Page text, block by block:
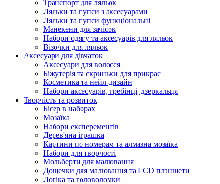
Транспорт для ляльок
Ляльки та пупси з аксесуарами
Ляльки та пупси функціональні
Манекени для зачісок
Набори одягу та аксесуарів для ляльок
Візочки для ляльок
Аксесуари для дівчаток
Аксесуари для волосся
Біжутерія та скриньки для прикрас
Косметика та нейл-дизайн
Набори аксесуарів, гребінці, дзеркальця
Творчість та розвиток
Бісер в наборах
Мозаїка
Набори експерементів
Дерев'яна іграшка
Картини по номерам та алмазна мозаїка
Набори для творчості
Мольберти для малювання
Дощечки для малювання та LCD планшети
Логіка та головоломки